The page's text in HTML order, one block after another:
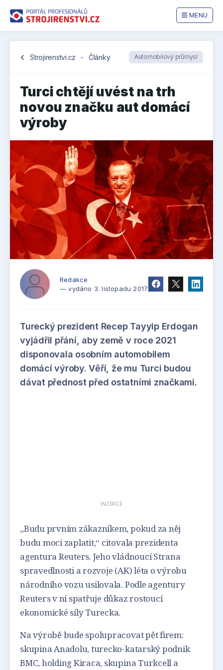
MENU
chevron_left Strojirenstvi.cz - Články Automobilový průmysl
Turci chtějí uvést na trh
novou značku aut domácí
výroby
Redakce
— vydáno 3. listopadu 2017
Turecký prezident Recep Tayyip Erdogan
vyjádřil přání, aby země v roce 2021
disponovala osobním automobilem
domácí výroby. Věří, že mu Turci budou
dávat přednost před ostatními značkami.
INZERCE
„Budu prvním zákazníkem, pokud za něj
budu moci zaplatit,“ citovala prezidenta
agentura Reuters. Jeho vládnoucí Strana
spravedlnosti a rozvoje (AK) léta o výrobu
národního vozu usilovala. Podle agentury
Reuters v ní spatřuje důkaz rostoucí
ekonomické síly Turecka.
Na výrobě bude spolupracovat pět firem:
skupina Anadolu, turecko-katarský podnik
BMC, holding Kiraca, skupina Turkcell a